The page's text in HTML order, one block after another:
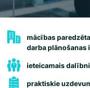
mācības
darba plānošanas
ieteicamais
praktiskie